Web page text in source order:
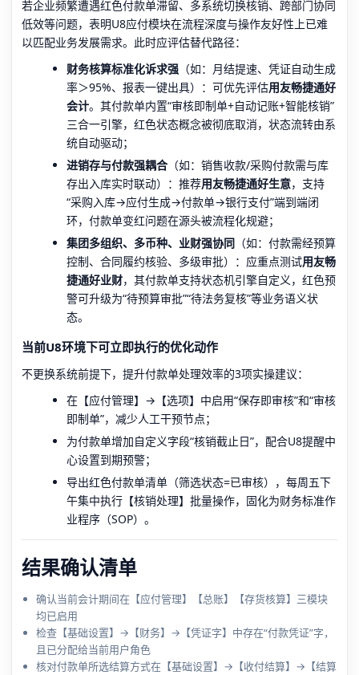
若企业频繁遭遇红色付款单滞留、多系统切换核销、跨部门协同
低效等问题，表明U8应付模块在流程深度与操作友好性上已难
以匹配业务发展需求。此时应评估替代路径：
财务核算标准化诉求强 （如：月结提速、凭证自动生成
率＞95%、报表一键出具）：可优先评估用友畅捷通好
会计。其付款单内置“审核即制单+自动记账+智能核销”
三合一引擎，红色状态概念被彻底取消，状态流转由系
统自动驱动；
进销存与付款强耦合 （如：销售收款/采购付款需与库
存出入库实时联动）：推荐用友畅捷通好生意，支持
“采购入库→应付生成→付款单→银行支付”端到端闭
环，付款单变红问题在源头被流程化规避；
集团多组织、多币种、业财强协同 （如：付款需经预算
控制、合同履约核验、多级审批）：应重点测试用友畅
捷通好业财，其付款单支持状态机引擎自定义，红色预
警可升级为“待预算审批”“待法务复核”等业务语义状
态。
当前U8环境下可立即执行的优化动作
不更换系统前提下，提升付款单处理效率的3项实操建议：
在【应付管理】→【选项】中启用“保存即审核”和“审核
即制单”，减少人工干预节点；
为付款单增加自定义字段“核销截止日”，配合U8提醒中
心设置到期预警；
导出红色付款单清单（筛选状态=已审核），每周五下
午集中执行【核销处理】批量操作，固化为财务标准作
业程序（SOP）。
结果确认清单
确认当前会计期间在【应付管理】【总账】【存货核算】三模块
均已启用
检查【基础设置】→【财务】→【凭证字】中存在“付款凭证”字，
且已分配给当前用户角色
核对付款单所选结算方式在【基础设置】→【收付结算】→【结算